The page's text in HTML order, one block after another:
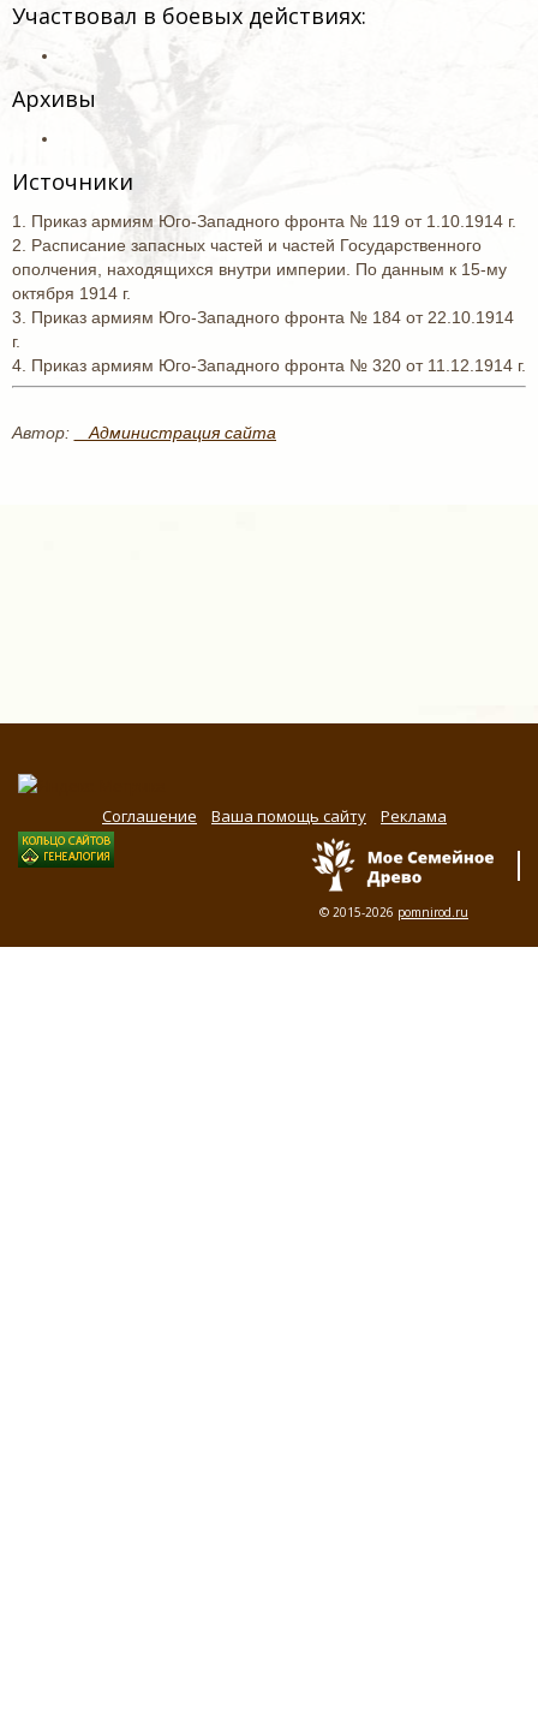
Участвовал в боевых действиях:
Архивы
Источники
1. Приказ армиям Юго-Западного фронта № 119 от 1.10.1914 г.
2. Расписание запасных частей и частей Государственного
ополчения, находящихся внутри империи. По данным к 15-му
октября 1914 г.
3. Приказ армиям Юго-Западного фронта № 184 от 22.10.1914
г.
4. Приказ армиям Юго-Западного фронта № 320 от 11.12.1914 г.
Автор: _ Администрация сайта
Соглашение Ваша помощь сайту Реклама
© 2015-2026 pomnirod.ru